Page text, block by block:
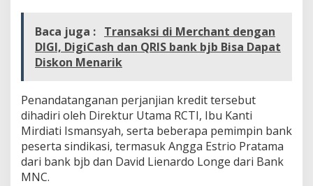
Baca juga : Transaksi di Merchant dengan
DIGI, DigiCash dan QRIS bank bjb Bisa Dapat
Diskon Menarik
Penandatanganan perjanjian kredit tersebut
dihadiri oleh Direktur Utama RCTI, Ibu Kanti
Mirdiati Ismansyah, serta beberapa pemimpin bank
peserta sindikasi, termasuk Angga Estrio Pratama
dari bank bjb dan David Lienardo Longe dari Bank
MNC.